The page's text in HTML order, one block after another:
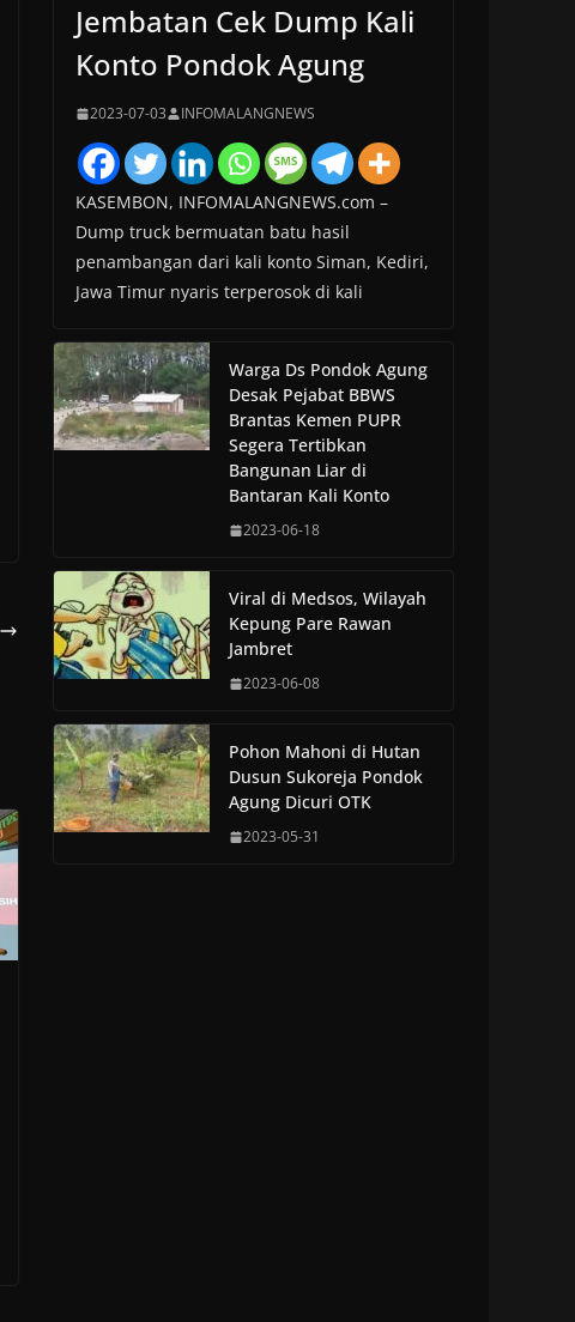
Jembatan Cek Dump Kali
Konto Pondok Agung
2023-07-03 INFOMALANGNEWS
KASEMBON, INFOMALANGNEWS.com –
Dump truck bermuatan batu hasil
penambangan dari kali konto Siman, Kediri,
Jawa Timur nyaris terperosok di kali
Warga Ds Pondok Agung
Desak Pejabat BBWS
Brantas Kemen PUPR
Segera Tertibkan
Bangunan Liar di
Bantaran Kali Konto
2023-06-18
Viral di Medsos, Wilayah
Kepung Pare Rawan
Jambret
2023-06-08
Pohon Mahoni di Hutan
Dusun Sukoreja Pondok
Agung Dicuri OTK
2023-05-31